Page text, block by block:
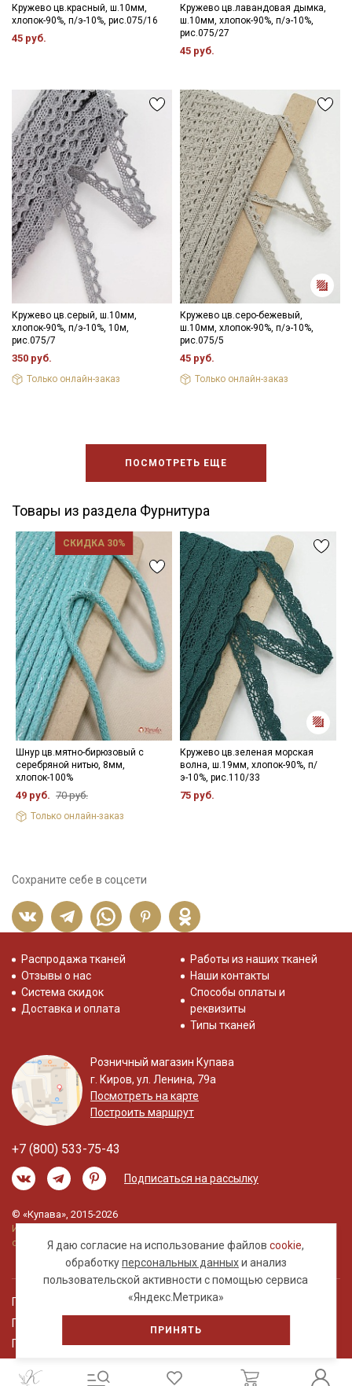
Кружево цв.красный, ш.10мм,
хлопок-90%, п/э-10%, рис.075/16
45 руб.
Кружево цв.лавандовая дымка,
ш.10мм, хлопок-90%, п/э-10%,
рис.075/27
45 руб.
Кружево цв.серый, ш.10мм,
хлопок-90%, п/э-10%, 10м,
рис.075/7
350 руб.
Только онлайн-заказ
Кружево цв.серо-бежевый,
ш.10мм, хлопок-90%, п/э-10%,
рис.075/5
45 руб.
Только онлайн-заказ
ПОСМОТРЕТЬ ЕЩЕ
Товары из раздела Фурнитура
СКИДКА 30%
Шнур цв.мятно-бирюзовый с
серебряной нитью, 8мм,
хлопок-100%
49 руб. 70 руб.
Только онлайн-заказ
Кружево цв.зеленая морская
волна, ш.19мм, хлопок-90%, п/
э-10%, рис.110/33
75 руб.
Сохраните себе в соцсети
Я даю согласие на использование файловcookie,
обработкуперсональных данныхи анализ
пользовательской активности с помощью сервиса
«Яндекс.Метрика»
ПРИНЯТЬ
Распродажа тканей
Отзывы о нас
Система скидок
Доставка и оплата
Работы из наших тканей
Наши контакты
Способы оплаты и
реквизиты
Типы тканей
Розничный магазин Купава
г. Киров, ул. Ленина, 79а
Посмотреть на карте
Построить маршрут
+7 (800) 533-75-43
Подписаться на рассылку
© «Купава», 2015-2026
Информация на сайте не является публичной
офертой.
Правовая информация
Политика обработки персональных данных
Пользовательское соглашение